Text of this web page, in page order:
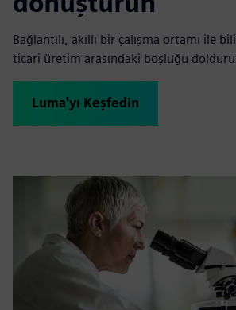
Bağlantılı, akıllı bir çalışma ortamı ile
ticari üretim arasındaki boşluğu
Luma'yı Keşfedin